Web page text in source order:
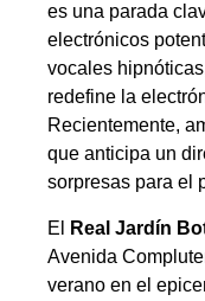
es una parada
electrónicos
vocales
redefine la
Recientemente,
que anticipa un
sorpresas para el
El Real Jardín
Avenida
verano en el